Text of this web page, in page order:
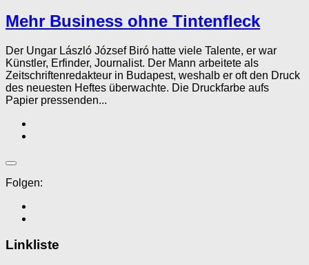
Mehr Business ohne Tintenfleck
Der Ungar László József Biró hatte viele Talente, er war
Künstler, Erfinder, Journalist. Der Mann arbeitete als
Zeitschriftenredakteur in Budapest, weshalb er oft den Druck
des neuesten Heftes überwachte. Die Druckfarbe aufs
Papier pressenden...
Folgen:
Linkliste